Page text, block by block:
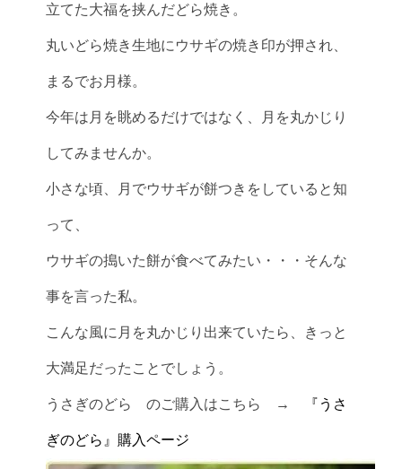
立てた大福を挟んだどら焼き。
丸いどら焼き生地にウサギの焼き印が押され、
まるでお月様。
今年は月を眺めるだけではなく、月を丸かじり
してみませんか。
小さな頃、月でウサギが餅つきをしていると知
って、
ウサギの搗いた餅が食べてみたい・・・そんな
事を言った私。
こんな風に月を丸かじり出来ていたら、きっと
大満足だったことでしょう。
うさぎのどら のご購入はこちら → 『うさ
ぎのどら』購入ページ